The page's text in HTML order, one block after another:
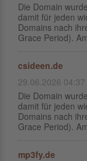
Die Domain
damit für jeden
Domains nach
Grace Period).
csideen.de
29.06.2026 04:37
Die Domain
damit für jeden
Domains nach
Grace Period).
mp3fy.de